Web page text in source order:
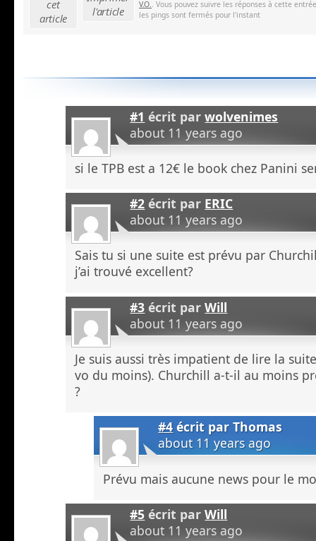
cet
article
l'article
V.O.. Vous pouvez suivre les réponses à cette
les pings sont fermés pour l'instant
#1 écrit parwolvenimes
about 11 years ago
si le TPB est a 12€ le book chez Panini
#2 écrit par ERIC
about 11 years ago
Sais tu si une suite est prévu par
j’ai trouvé excellent?
#3 écrit parWill
about 11 years ago
Je suis aussi très impatient de lire la
vo du moins). Churchill a-t-il au moins
?
#4écrit parThomas
about 11 years ago
Prévu mais aucune news pour le
#5 écrit parWill
about 11 years ago